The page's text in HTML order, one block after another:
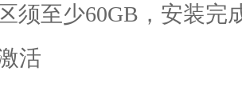
至少60GB，安装完
活